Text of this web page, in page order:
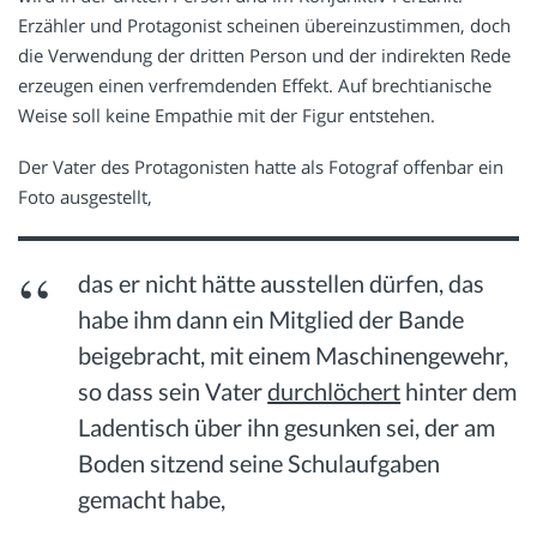
Erzähler und Protagonist scheinen übereinzustimmen, doch
die Verwendung der dritten Person und der indirekten Rede
erzeugen einen verfremdenden Effekt. Auf brechtianische
Weise soll keine Empathie mit der Figur entstehen.
Der Vater des Protagonisten hatte als Fotograf offenbar ein
Foto ausgestellt,
das er nicht hätte ausstellen dürfen, das
habe ihm dann ein Mitglied der Bande
beigebracht, mit einem Maschinengewehr,
so dass sein Vaterdurchlöchert hinter dem
Ladentisch über ihn gesunken sei, der am
Boden sitzend seine Schulaufgaben
gemacht habe,